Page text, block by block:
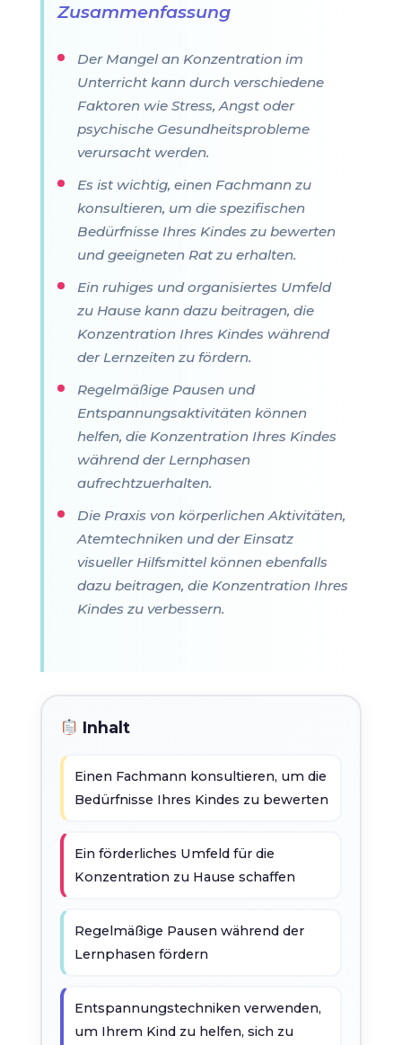
Zusammenfassung
Der Mangel an Konzentration im
Unterricht kann durch verschiedene
Faktoren wie Stress, Angst oder
psychische Gesundheitsprobleme
verursacht werden.
Es ist wichtig, einen Fachmann zu
konsultieren, um die spezifischen
Bedürfnisse Ihres Kindes zu bewerten
und geeigneten Rat zu erhalten.
Ein ruhiges und organisiertes Umfeld
zu Hause kann dazu beitragen, die
Konzentration Ihres Kindes während
der Lernzeiten zu fördern.
Regelmäßige Pausen und
Entspannungsaktivitäten können
helfen, die Konzentration Ihres Kindes
während der Lernphasen
aufrechtzuerhalten.
Die Praxis von körperlichen Aktivitäten,
Atemtechniken und der Einsatz
visueller Hilfsmittel können ebenfalls
dazu beitragen, die Konzentration Ihres
Kindes zu verbessern.
Inhalt
Einen Fachmann konsultieren, um die
Bedürfnisse Ihres Kindes zu bewerten
Ein förderliches Umfeld für die
Konzentration zu Hause schaffen
Regelmäßige Pausen während der
Lernphasen fördern
Entspannungstechniken verwenden,
um Ihrem Kind zu helfen, sich zu